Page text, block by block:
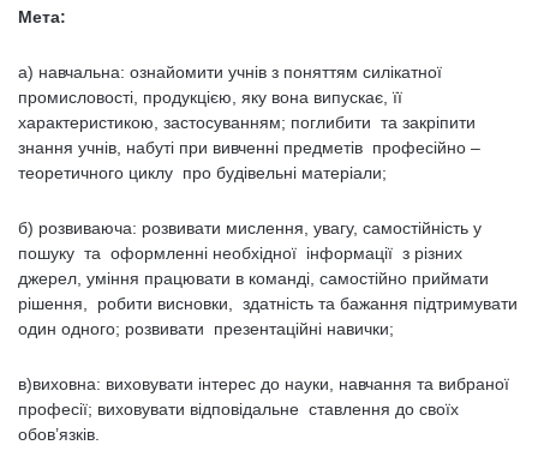
Мета:
а) навчальна: ознайомити учнів з поняттям силікатної
промисловості, продукцією, яку вона випускає, її
характеристикою, застосуванням; поглибити та закріпити
знання учнів, набуті при вивченні предметів професійно –
теоретичного циклу про будівельні матеріали;
б) розвиваюча: розвивати мислення, увагу, самостійність у
пошуку та оформленні необхідної інформації з різних
джерел, уміння працювати в команді, самостійно приймати
рішення, робити висновки, здатність та бажання підтримувати
один одного; розвивати презентаційні навички;
в)виховна: виховувати інтерес до науки, навчання та вибраної
професії; виховувати відповідальне ставлення до своїх
обов’язків.